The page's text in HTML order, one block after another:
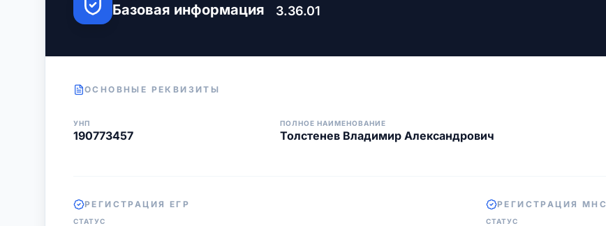
Базовая информация 3.36.01
ОСНОВНЫЕ РЕКВИЗИТЫ
УНП
190773457
ПОЛНОЕ НАИМЕНОВАНИЕ
Толстенев Владимир Александрович
РЕГИСТРАЦИЯ ЕГР
СТАТУС
РЕГИСТРАЦИЯ МНС
СТАТУС